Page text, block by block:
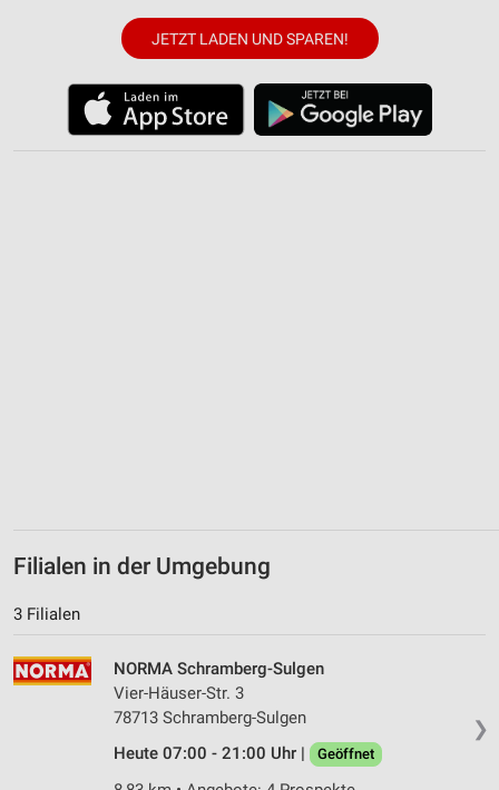
JETZT LADEN UND SPAREN!
Filialen in der Umgebung
3 Filialen
❯
NORMA Schramberg-Sulgen
Vier-Häuser-Str. 3
78713 Schramberg-Sulgen
Heute 07:00 - 21:00 Uhr |
Geöffnet